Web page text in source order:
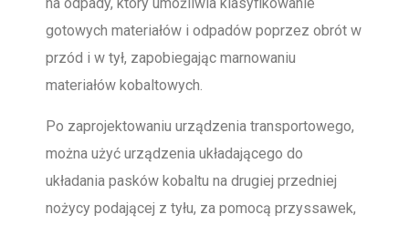
na odpady, który umożliwia klasyfikowanie
gotowych materiałów i odpadów poprzez obrót w
przód i w tył, zapobiegając marnowaniu
materiałów kobaltowych.
Po zaprojektowaniu urządzenia transportowego,
można użyć urządzenia układającego do
układania pasków kobaltu na drugiej przedniej
nożycy podającej z tyłu, za pomocą przyssawek,